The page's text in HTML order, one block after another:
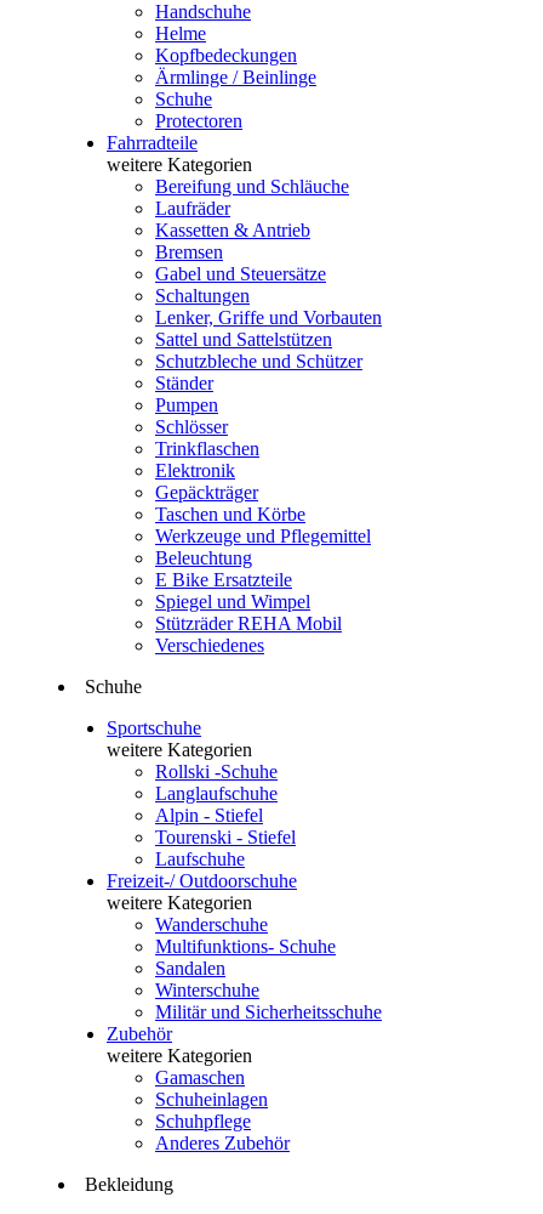
Handschuhe
Helme
Kopfbedeckungen
Ärmlinge / Beinlinge
Schuhe
Protectoren
Fahrradteile
weitere Kategorien
Bereifung und Schläuche
Laufräder
Kassetten & Antrieb
Bremsen
Gabel und Steuersätze
Schaltungen
Lenker, Griffe und Vorbauten
Sattel und Sattelstützen
Schutzbleche und Schützer
Ständer
Pumpen
Schlösser
Trinkflaschen
Elektronik
Gepäckträger
Taschen und Körbe
Werkzeuge und Pflegemittel
Beleuchtung
E Bike Ersatzteile
Spiegel und Wimpel
Stützräder REHA Mobil
Verschiedenes
Schuhe
Sportschuhe
weitere Kategorien
Rollski -Schuhe
Langlaufschuhe
Alpin - Stiefel
Tourenski - Stiefel
Laufschuhe
Freizeit-/ Outdoorschuhe
weitere Kategorien
Wanderschuhe
Multifunktions- Schuhe
Sandalen
Winterschuhe
Militär und Sicherheitsschuhe
Zubehör
weitere Kategorien
Gamaschen
Schuheinlagen
Schuhpflege
Anderes Zubehör
Bekleidung